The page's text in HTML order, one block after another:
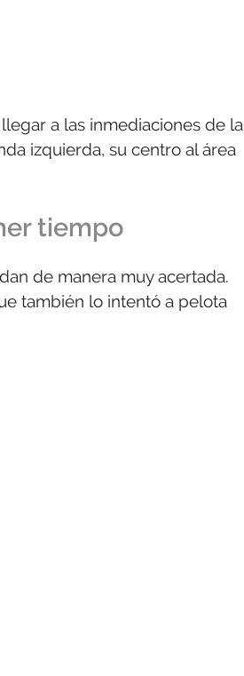
a las inmediaciones de la
izquierda, su centro al área
tiempo
de manera muy acertada.
también lo intentó a pelota